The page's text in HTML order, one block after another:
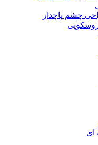
چشم پاچدار
ای